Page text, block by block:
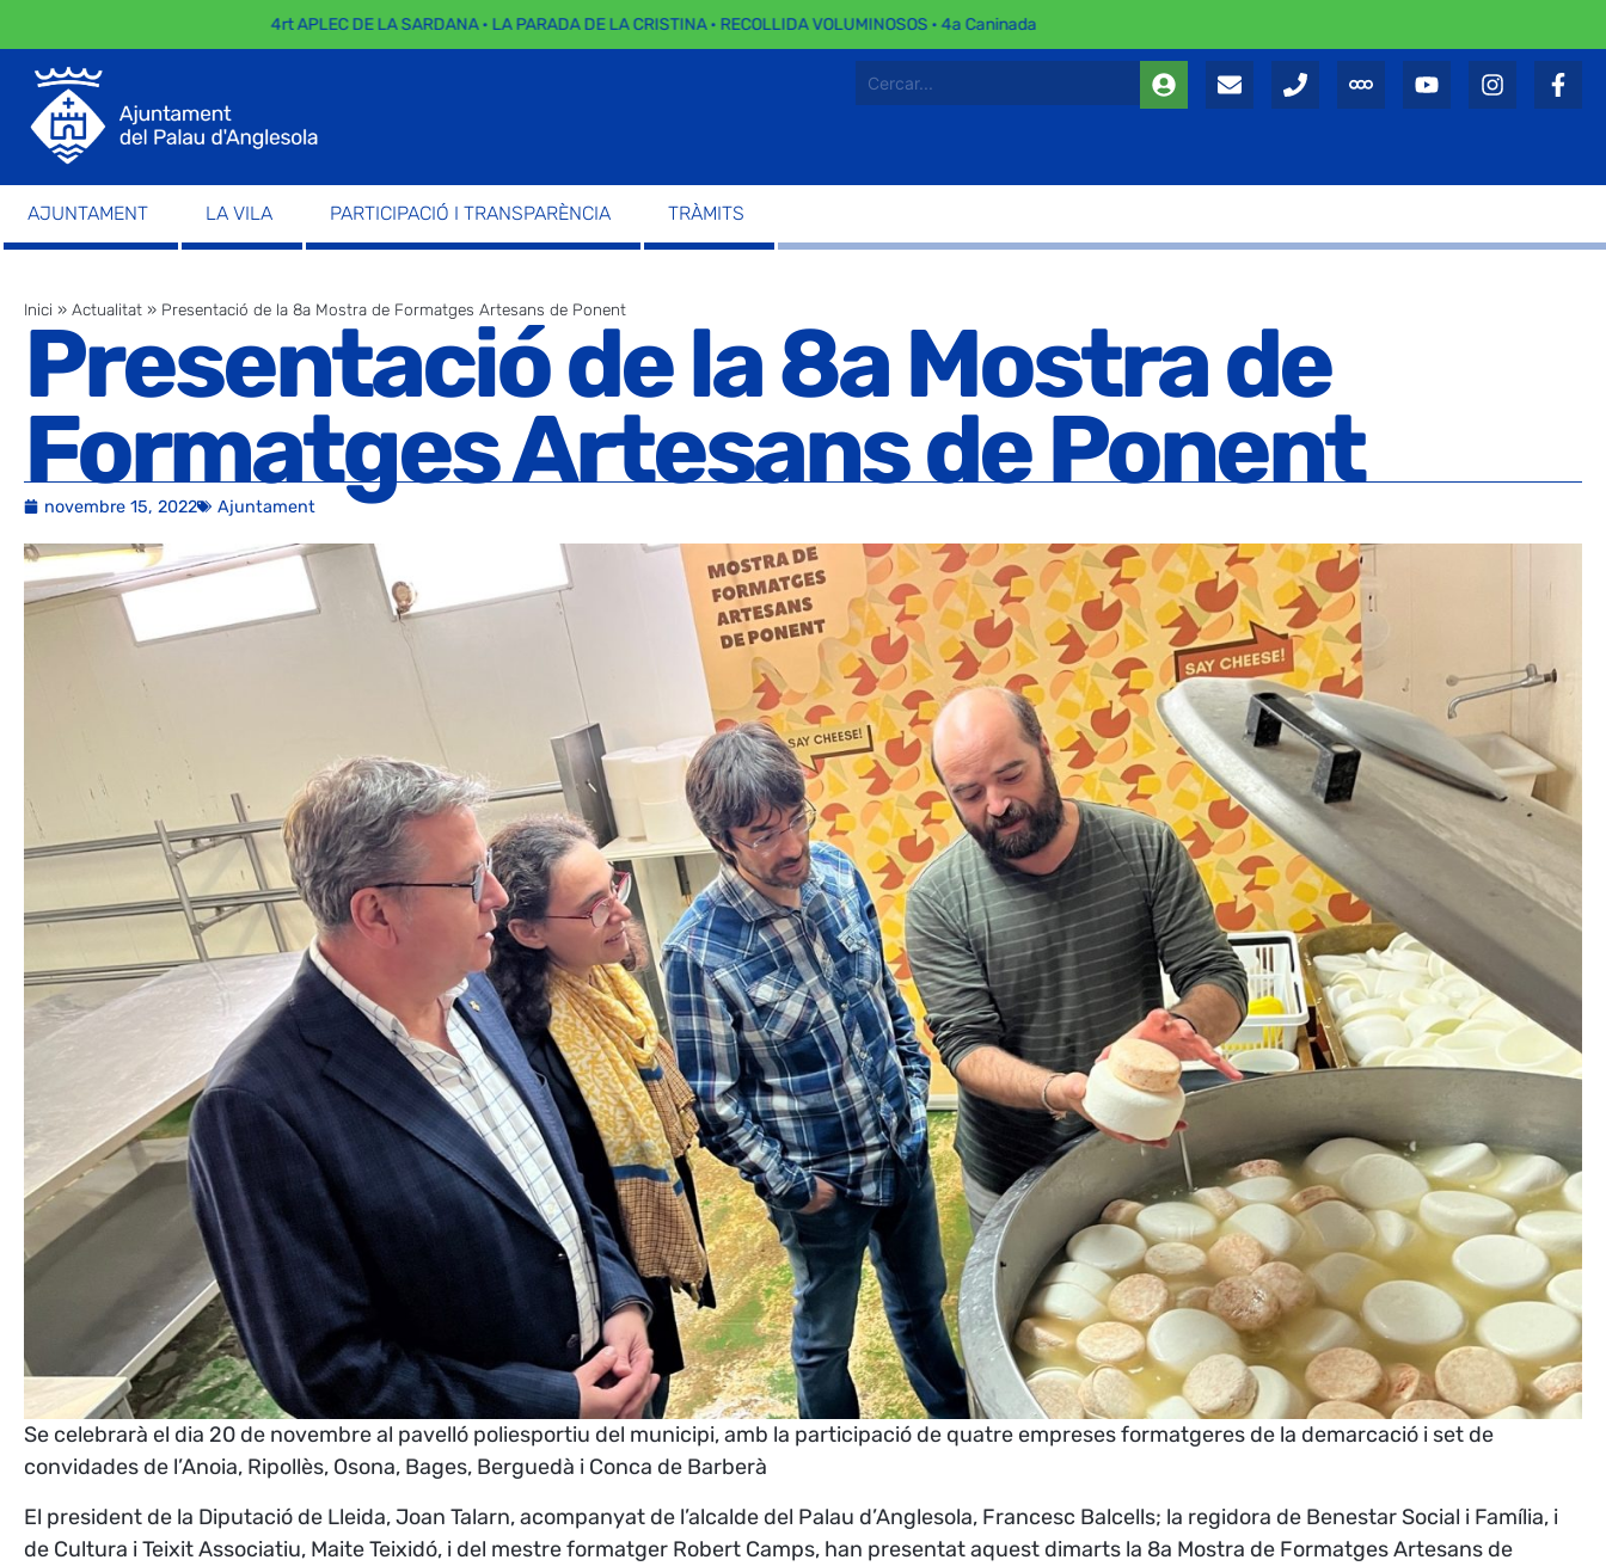
4rt APLEC DE LA SARDANA · LA PARADA DE LA CRISTINA · RECOLLIDA VOLUMINOSOS · 4a Caninada
AJUNTAMENT LA VILA PARTICIPACIÓ I TRANSPARÈNCIA TRÀMITS
Inici » Actualitat » Presentació de la 8a Mostra de Formatges Artesans de Ponent
Presentació de la 8a Mostra de
Formatges Artesans de Ponent
novembre 15, 2022 Ajuntament
Se celebrarà el dia 20 de novembre al pavelló poliesportiu del municipi, amb la participació de quatre empreses formatgeres de la demarcació i set de
convidades de l’Anoia, Ripollès, Osona, Bages, Berguedà i Conca de Barberà
El president de la Diputació de Lleida, Joan Talarn, acompanyat de l’alcalde del Palau d’Anglesola, Francesc Balcells; la regidora de Benestar Social i Família, i
de Cultura i Teixit Associatiu, Maite Teixidó, i del mestre formatger Robert Camps, han presentat aquest dimarts la 8a Mostra de Formatges Artesans de